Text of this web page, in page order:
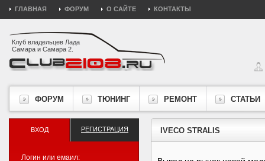
ГЛАВНАЯ ФОРУМ О САЙТЕ КОНТАКТЫ
Клуб владельцев Лада
Самара и Самара 2.
ФОРУМ ТЮНИНГ РЕМОНТ СТАТЬИ
IVECO STRALIS
ВХОД РЕГИСТРАЦИЯ
Логин или емаил: